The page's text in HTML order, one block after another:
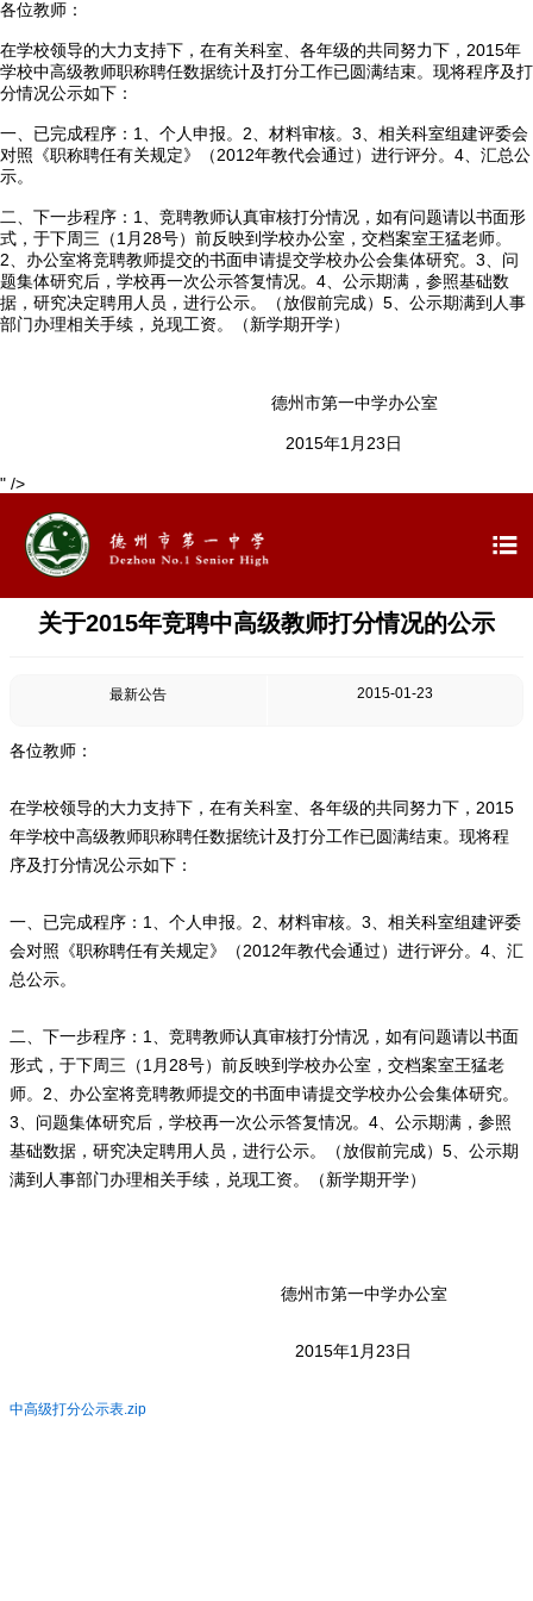
各位教师：
在学校领导的大力支持下，在有关科室、各年级的共同努力下，2015年
学校中高级教师职称聘任数据统计及打分工作已圆满结束。现将程序及打
分情况公示如下：
一、已完成程序：1、个人申报。2、材料审核。3、相关科室组建评委会
对照《职称聘任有关规定》（2012年教代会通过）进行评分。4、汇总公
示。
二、下一步程序：1、竞聘教师认真审核打分情况，如有问题请以书面形
式，于下周三（1月28号）前反映到学校办公室，交档案室王猛老师。
2、办公室将竞聘教师提交的书面申请提交学校办公会集体研究。3、问
题集体研究后，学校再一次公示答复情况。4、公示期满，参照基础数
据，研究决定聘用人员，进行公示。（放假前完成）5、公示期满到人事
部门办理相关手续，兑现工资。（新学期开学）
德州市第一中学办公室
2015年1月23日
" />

关于2015年竞聘中高级教师打分情况的公示
最新公告 2015-01-23
各位教师：
在学校领导的大力支持下，在有关科室、各年级的共同努力下，2015
年学校中高级教师职称聘任数据统计及打分工作已圆满结束。现将程
序及打分情况公示如下：
一、已完成程序：1、个人申报。2、材料审核。3、相关科室组建评委
会对照《职称聘任有关规定》（2012年教代会通过）进行评分。4、汇
总公示。
二、下一步程序：1、竞聘教师认真审核打分情况，如有问题请以书面
形式，于下周三（1月28号）前反映到学校办公室，交档案室王猛老
师。2、办公室将竞聘教师提交的书面申请提交学校办公会集体研究。
3、问题集体研究后，学校再一次公示答复情况。4、公示期满，参照
基础数据，研究决定聘用人员，进行公示。（放假前完成）5、公示期
满到人事部门办理相关手续，兑现工资。（新学期开学）
德州市第一中学办公室
2015年1月23日
中高级打分公示表.zip
 首页
 信息公开
 教学教研
 科学技术实验校